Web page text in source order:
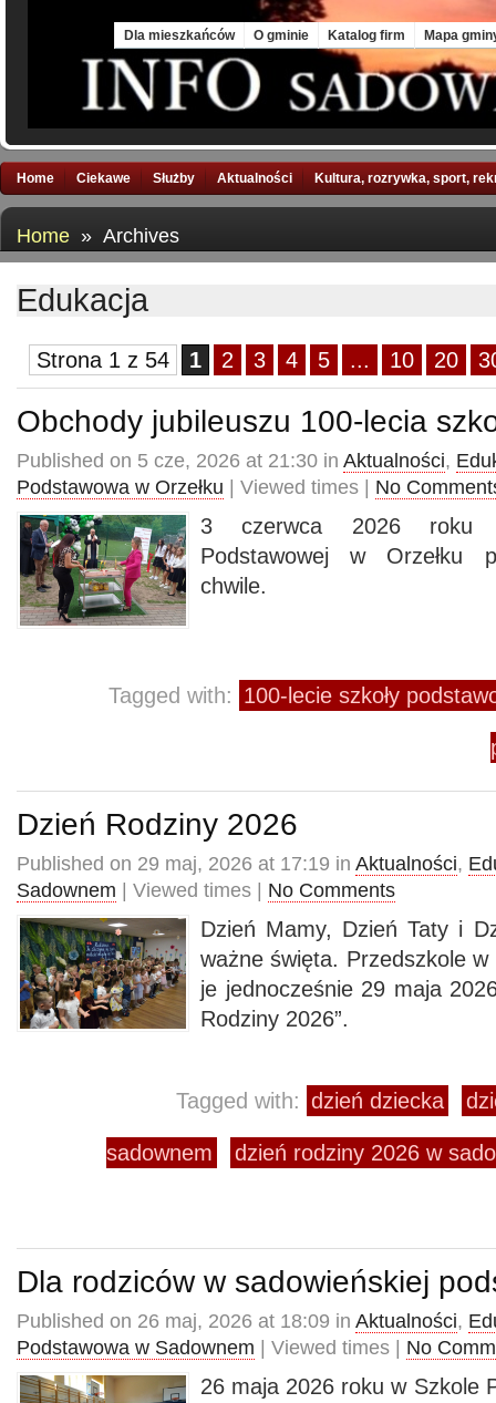
Dla mieszkańców O gminie Katalog firm Mapa
Home Ciekawe Służby Aktualności Kultura, rozrywka, sport,
Home » Archives
Edukacja
Strona 1 z 54 1 2 3 4 5 ... 10 20
Obchody jubileuszu 100-lecia
Published on 5 cze, 2026 at 21:30 in Aktualności,
Podstawowa w Orzełku | Viewed times | No
3 czerwca 2026 roku
Podstawowej w Orzełku
chwile.
Tagged with: 100-lecie szkoły
Dzień Rodziny 2026
Published on 29 maj, 2026 at 17:19 in Aktualności,
Sadownem | Viewed times | No Comments
Dzień Mamy, Dzień Taty i
ważne święta. Przedszkole w
je jednocześnie 29 maja
Rodziny 2026”.
Tagged with: dzień dziecka
sadownem dzień rodziny 2026 w
Dla rodziców w sadowieńskiej
Published on 26 maj, 2026 at 18:09 in Aktualności,
Podstawowa w Sadownem | Viewed times | No
26 maja 2026 roku w Szkole